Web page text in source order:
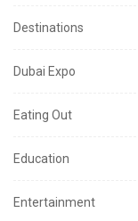
Destinations
Dubai Expo
Eating Out
Education
Entertainment